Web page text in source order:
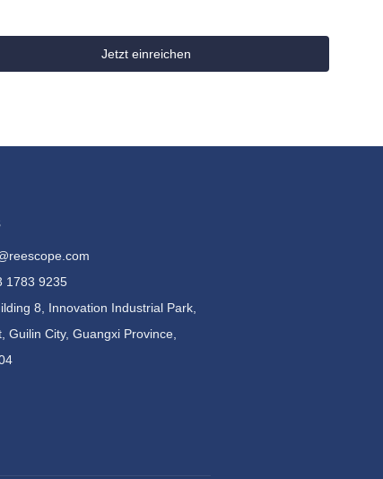
Jetzt einreichen
1783 9235
8, Innovation Industrial Park,
Guilin City, Guangxi Province,